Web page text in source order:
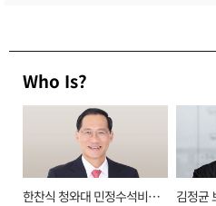
Who Is?
한찬식 청와대 민정수석비서
김정균